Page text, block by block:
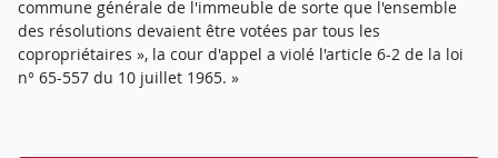
commune générale de l'immeuble de sorte que l'ensemble
des résolutions devaient être votées par tous les
copropriétaires », la cour d'appel a violé l'article 6-2 de la loi
n° 65-557 du 10 juillet 1965. »